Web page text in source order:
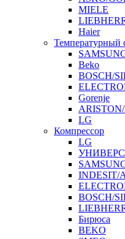
MIELE
Haier
Температурный
Beko
BOSCH/
Gorenje
LG
Компрессор
LG
INDESIT/
BOSCH/
Бирюса
BEKO